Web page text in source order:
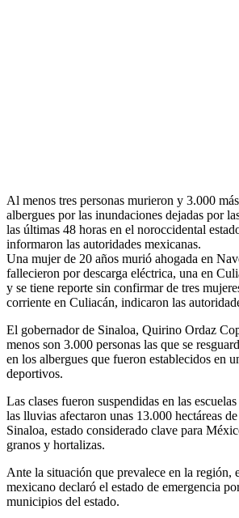
Al menos tres personas murieron y 3.000
albergues por las inundaciones dejadas por
las últimas 48 horas en el noroccidental
informaron las autoridades mexicanas.
Una mujer de 20 años murió ahogada en
fallecieron por descarga eléctrica, una en
y se tiene reporte sin confirmar de tres
corriente en Culiacán, indicaron las
El gobernador de Sinaloa, Quirino Ordaz
menos son 3.000 personas las que se
en los albergues que fueron establecidos en
deportivos.
Las clases fueron suspendidas en las
las lluvias afectaron unas 13.000 hectáreas
Sinaloa, estado considerado clave para
granos y hortalizas.
Ante la situación que prevalece en la región,
mexicano declaró el estado de emergencia
municipios del estado.